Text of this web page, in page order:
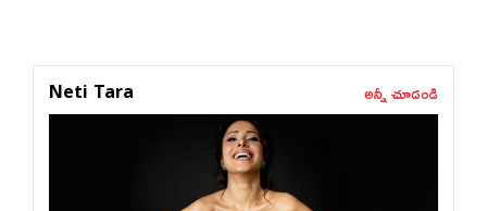
Neti Tara అన్నీ చూడండి